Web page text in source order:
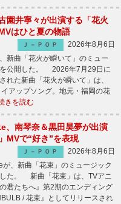
園井寧々が出演する「花火
はひと夏の物語
Ｊ－ＰＯＰ
2026年8月6日
新曲「花火が瞬いて」のミュー
公開した。 2026年7月29日に
れた新曲「花火が瞬いて」は、
アップソング。地元・福岡の花
きを読む
、南琴奈＆黒田昊夢が出演
MVで“好き”を表現
Ｊ－ＰＯＰ
2026年8月6日
、新曲「花束」のミュージック
た。 新曲「花束」は、TVアニ
君たちへ』第2期のエンディング
/ 花束』としてリリースされ